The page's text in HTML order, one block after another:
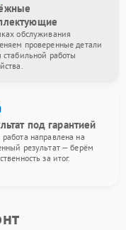
обслуживания
проверенные детали
стабильной работы
под гарантией
направлена на
результат — берём
за итог.